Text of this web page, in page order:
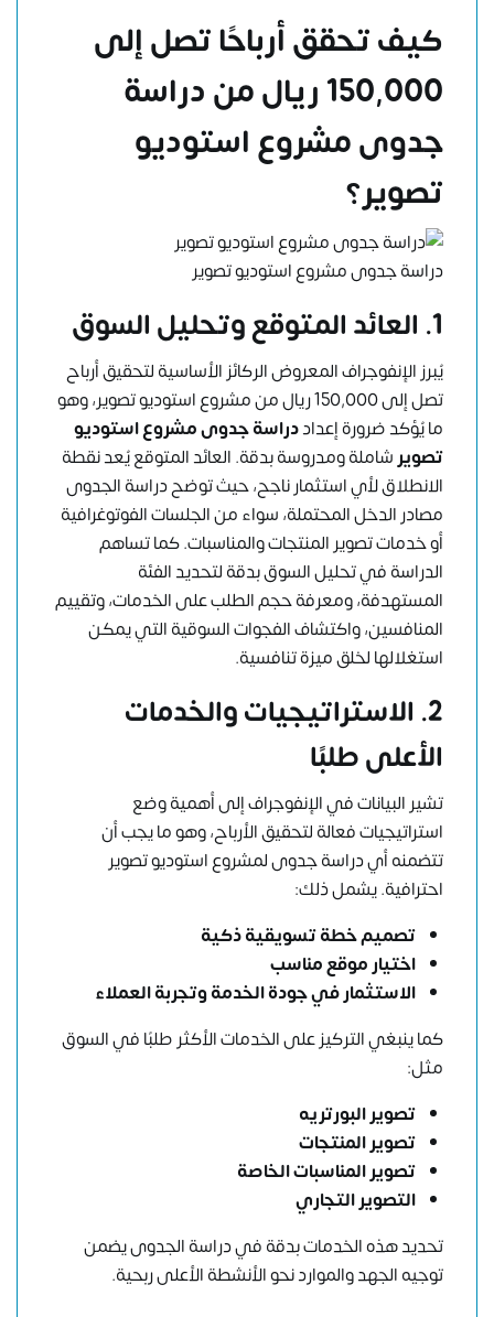
كيف تحقق أرباحًا تصل إلى
150,000 ريال من
دراسة
جدوى مشروع استوديو
تصوير؟
دراسة جدوى مشروع استوديو تصوير
1. العائد المتوقع وتحليل السوق
يُبرز الإنفوجراف المعروض الركائز الأساسية لتحقيق أرباح
تصل إلى 150,000 ريال من مشروع استوديو تصوير، وهو
ما يُؤكد ضرورة إعداددراسة جدوى مشروع استوديو
تصويرشاملة ومدروسة بدقة. العائد المتوقع يُعد نقطة
الانطلاق لأي استثمار ناجح، حيث توضح دراسة الجدوى
مصادر الدخل المحتملة، سواء من الجلسات الفوتوغرافية
أو خدمات تصوير المنتجات والمناسبات. كما تساهم
الدراسة في تحليل السوق بدقة لتحديد الفئة
المستهدفة، ومعرفة حجم الطلب على الخدمات، وتقييم
المنافسين، واكتشاف الفجوات السوقية التي يمكن
استغلالها لخلق ميزة تنافسية.
2. الاستراتيجيات والخدمات
الأعلى طلبًا
تشير البيانات في الإنفوجراف إلى أهمية وضع
استراتيجيات فعالة لتحقيق الأرباح، وهو ما يجب أن
تتضمنه أي دراسة جدوى لمشروع استوديو تصوير
احترافية. يشمل ذلك:
تصميم خطة تسويقية ذكية
اختيار موقع مناسب
الاستثمار في جودة الخدمة وتجربة العملاء
كما ينبغي التركيز على الخدمات الأكثر طلبًا في السوق
مثل:
تصوير البورتريه
تصوير المنتجات
تصوير المناسبات الخاصة
التصوير التجاري
تحديد هذه الخدمات بدقة في دراسة الجدوى يضمن
توجيه الجهد والموارد نحو الأنشطة الأعلى ربحية.